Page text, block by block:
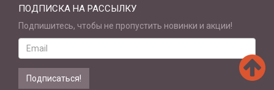
ПОДПИСКА НА РАССЫЛКУ
Подпишитесь, чтобы не пропустить новинки и акции!
Email
address
Подписаться!